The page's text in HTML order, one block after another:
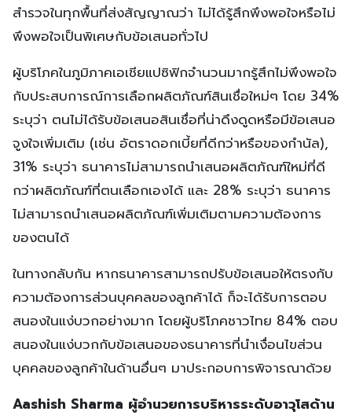
สำรวจในทุกพื้นที่ส่งสัญญาณว่า ไม่ได้รู้สึกพึงพอใจหรือไม่
พึงพอใจเป็นพิเศษกับข้อเสนอทั่วไป
ผู้บริโภคในภูมิภาคเอเชียแปซิฟิกจำนวนมากรู้สึกไม่พึงพอใจ
กับประสบการณ์การเลือกผลิตภัณฑ์สินเชื่อใหม่ๆ โดย 34%
ระบุว่า ตนไม่ได้รับข้อเสนอสินเชื่อที่น่าดึงดูดหรือมีข้อเสนอ
จูงใจเพิ่มเติม (เช่น อัตราดอกเบี้ยที่ดีกว่าหรือของกำนัล),
31% ระบุว่า ธนาคารไม่สามารถนำเสนอผลิตภัณฑ์ใหม่ที่ดี
กว่าผลิตภัณฑ์ที่ตนเลือกเองได้ และ 28% ระบุว่า ธนาคาร
ไม่สามารถนำเสนอผลิตภัณฑ์เพิ่มเติมตามความต้องการ
ของตนได้
ในทางกลับกัน หากธนาคารสามารถปรับข้อเสนอให้ตรงกับ
ความต้องการส่วนบุคคลของลูกค้าได้ ก็จะได้รับการตอบ
สนองในแง่บวกอย่างมาก โดยผู้บริโภคชาวไทย 84% ตอบ
สนองในแง่บวกกับข้อเสนอของธนาคารที่นำเงื่อนไขส่วน
บุคคลของลูกค้าในด้านอื่นๆ มาประกอบการพิจารณาด้วย
Aashish Sharma ผู้อำนวยการบริหารระดับอาวุโสด้าน